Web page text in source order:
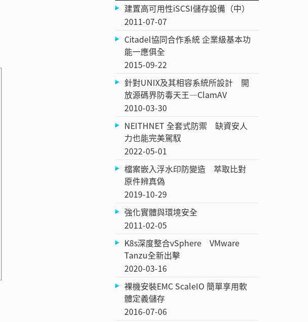
建置高可用性iSCSI儲存設備（中）
2011-07-07
Citadel協同合作系統 企業級基本功
能一應俱全
2015-09-22
針對UNIX及其相容系統所設計 開
放源碼界防毒天王—ClamAV
2010-03-30
NEITHNET 全套式防禦 缺資安人
力也能完美駕馭
2022-05-01
檔案嵌入浮水印防變造 萃取比對
原件辨真偽
2019-10-29
強化實體與環境安全
2011-02-05
K8s深度整合vSphere VMware
Tanzu全新出擊
2020-03-16
裸機安裝EMC ScaleIO 簡單享用軟
體定義儲存
2016-07-06